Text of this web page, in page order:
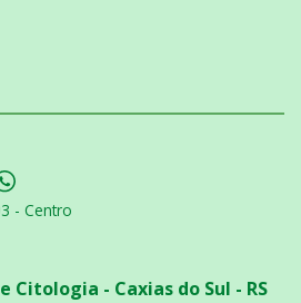
- Centro
Citologia - Caxias do Sul - RS